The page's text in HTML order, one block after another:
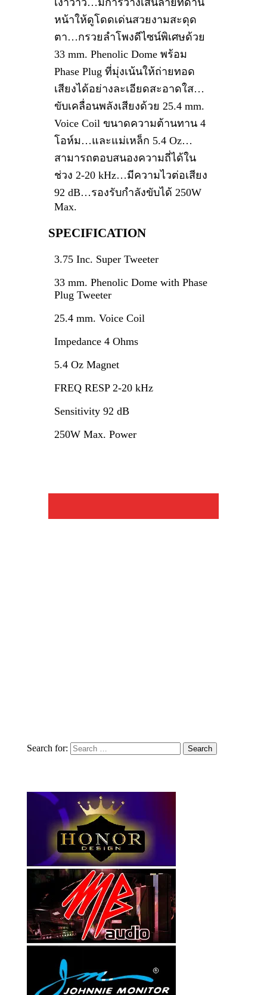
เงาวาว…มีการวางเส้นลายที่ด้าน
หน้าให้ดูโดดเด่นสวยงามสะดุด
ตา…กรวยลำโพงดีไซน์พิเศษด้วย
33 mm. Phenolic Dome พร้อม
Phase Plug ที่มุ่งเน้นให้ถ่ายทอด
เสียงได้อย่างละเอียดสะอาดใส…
ขับเคลื่อนพลังเสียงด้วย 25.4 mm.
Voice Coil ขนาดความต้านทาน 4
โอห์ม…และแม่เหล็ก 5.4 Oz…
สามารถตอบสนองความถี่ได้ใน
ช่วง 2-20 kHz…มีความไวต่อเสียง
92 dB…รองรับกำลังขับได้ 250W
Max.
SPECIFICATION
3.75 Inc. Super Tweeter
33 mm. Phenolic Dome with Phase
Plug Tweeter
25.4 mm. Voice Coil
Impedance 4 Ohms
5.4 Oz Magnet
FREQ RESP 2-20 kHz
Sensitivity 92 dB
250W Max. Power
Search for: